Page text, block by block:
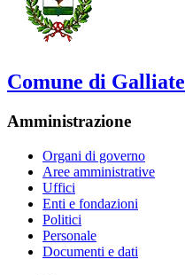
Comune di Galliate
Amministrazione
Organi di governo
Aree amministrative
Uffici
Enti e fondazioni
Politici
Personale
Documenti e dati